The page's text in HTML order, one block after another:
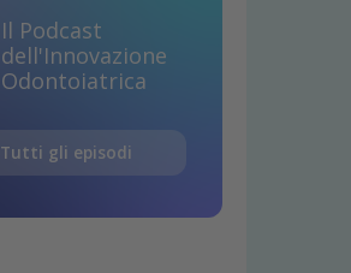
Il Podcast
dell'Innovazione
Odontoiatrica
Tutti gli episodi